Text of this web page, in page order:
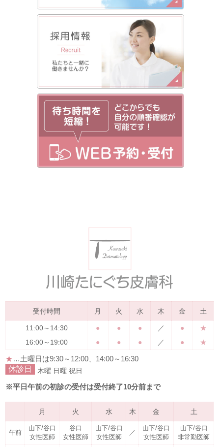
受付時間 月 火 水 木 金 土
11:00～14:30 ● ● ● ／ ●
★
16:00～19:00
● ● ● ／ ● ★
★…土曜日は9:30～12:00、14:00～16:30
休診日
木曜 日曜 祝日
※平日午前の初診の受付は受付終了10分前まで
月 火 水 木 金 土
午前
山下/谷口
女性医師
谷口
女性医師
山下/谷口
女性医師
／
山下/谷口
女性医師
山下/谷口
非常勤医師